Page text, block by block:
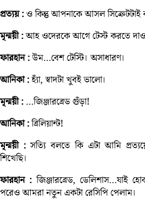
প্রত্যয় :ও কিন্তু আপনাকে আসল সিক্রেটটাই
মৃন্ময়ী :আহ ওদেরকে আগে টেস্ট করতে দাও
ফারহান :উম…বেশ টেস্টি। অসাধারণ।
আনিকা :হ্যাঁ, স্বাদটা খুবই ভালো।
মৃন্ময়ী : …জিঞ্জারব্রেড গুঁড়া!
আনিকা :ব্রিলিয়ান্ট!
মৃন্ময়ী :সত্যি বলতে কি এটা আমি
শিখেছি।
ফারহান : জিঞ্জারব্রেড, ডেলিশাস…যাই
পরেও আমরা নতুন একটা রেসিপি পেলাম।